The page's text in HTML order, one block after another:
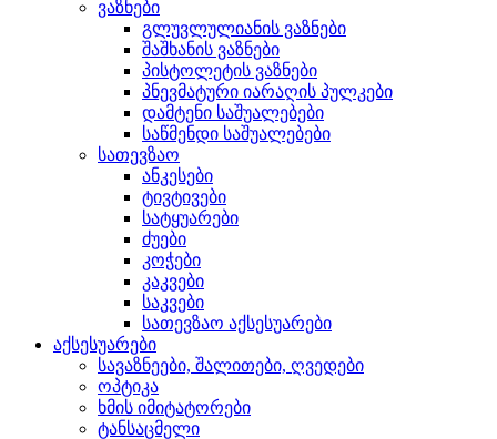
ვაზნები
გლუვლულიანის ვაზნები
შაშხანის ვაზნები
პისტოლეტის ვაზნები
პნევმატური იარაღის პულკები
დამტენი საშუალებები
საწმენდი საშუალებები
სათევზაო
ანკესები
ტივტივები
სატყუარები
ძუები
კოჭები
კაკვები
საკვები
სათევზაო აქსესუარები
აქსესუარები
სავაზნეები, შალითები, ღვედები
ოპტიკა
ხმის იმიტატორები
ტანსაცმელი